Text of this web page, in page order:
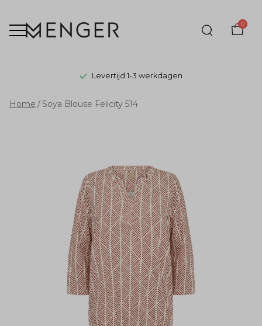
0
Levertijd 1-3 werkdagen
Soya
Menger
Mode
Home Soya Blouse Felicity 514